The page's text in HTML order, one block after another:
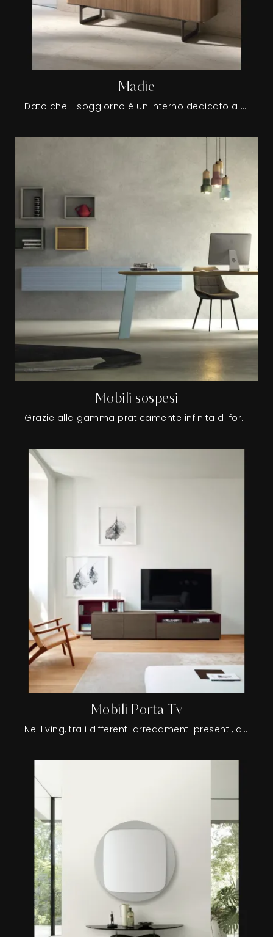
Madie
Dato che il soggiorno è un interno dedicato a diverse attività, per esempio al riposo, all'ospitalità e anche al lavoro, occorre che sia bello a vedersi, attrezzato con praticità e completo di tutto il necessario.
Mobili sospesi
Grazie alla gamma praticamente infinita di forme, dimensioni e finiture disponibili sul mercato per mensole e pensili, sarà semplice arredare le pareti di casa organizzandole con logica e razionalità.
Mobili Porta Tv
Nel living, tra i differenti arredamenti presenti, assume una certa rilevanza il porta tv: è un supporto per i dispositivi multimediali, dunque aiuta a organizzare al meglio gli spazi con praticità e design.